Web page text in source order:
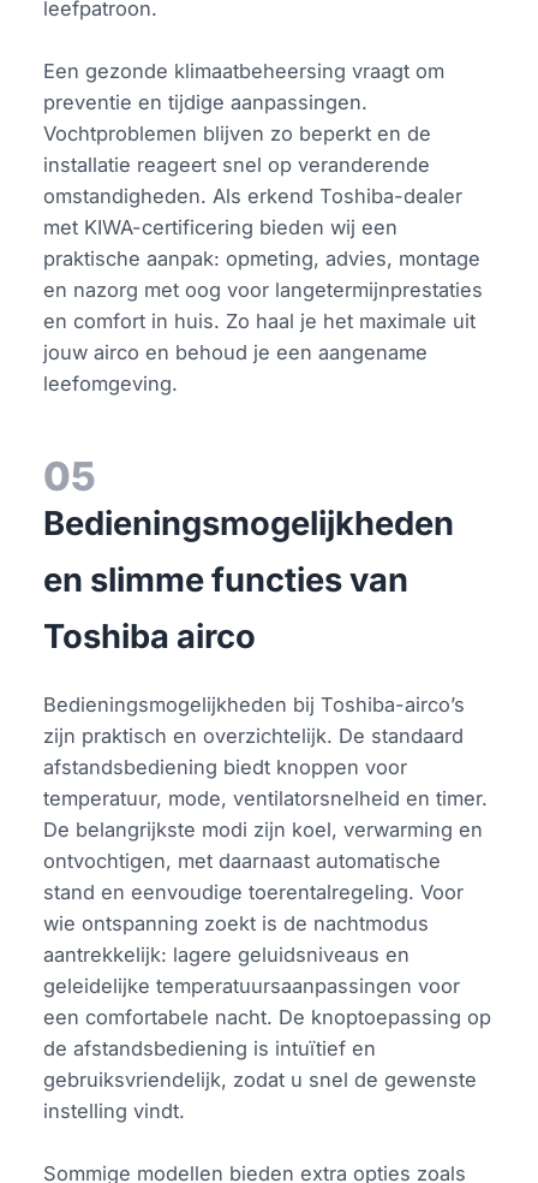
leefpatroon.
Een gezonde klimaatbeheersing vraagt om
preventie en tijdige aanpassingen.
Vochtproblemen blijven zo beperkt en de
installatie reageert snel op veranderende
omstandigheden. Als erkend Toshiba-dealer
met KIWA-certificering bieden wij een
praktische aanpak: opmeting, advies, montage
en nazorg met oog voor langetermijnprestaties
en comfort in huis. Zo haal je het maximale uit
jouw airco en behoud je een aangename
leefomgeving.
05
Bedieningsmogelijkheden
en slimme functies van
Toshiba airco
Bedieningsmogelijkheden bij Toshiba-airco’s
zijn praktisch en overzichtelijk. De standaard
afstandsbediening biedt knoppen voor
temperatuur, mode, ventilatorsnelheid en timer.
De belangrijkste modi zijn koel, verwarming en
ontvochtigen, met daarnaast automatische
stand en eenvoudige toerentalregeling. Voor
wie ontspanning zoekt is de nachtmodus
aantrekkelijk: lagere geluidsniveaus en
geleidelijke temperatuursaanpassingen voor
een comfortabele nacht. De knoptoepassing op
de afstandsbediening is intuïtief en
gebruiksvriendelijk, zodat u snel de gewenste
instelling vindt.
Sommige modellen bieden extra opties zoals